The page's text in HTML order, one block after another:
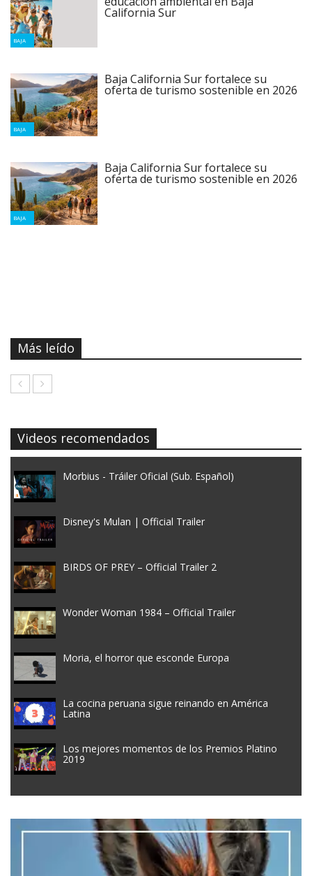
BAJA
California Sur
BAJA
Baja California Sur fortalece su
oferta de turismo sostenible en 2026
BAJA
Baja California Sur fortalece su
oferta de turismo sostenible en 2026
Más leído
Videos recomendados
Morbius - Tráiler Oficial (Sub. Español)
Disney's Mulan | Official Trailer
BIRDS OF PREY – Official Trailer 2
Wonder Woman 1984 – Official Trailer
Moria, el horror que esconde Europa
La cocina peruana sigue reinando en América
Latina
Los mejores momentos de los Premios Platino
2019